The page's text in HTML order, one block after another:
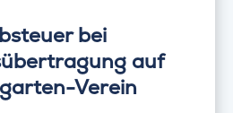
bei
auf
Verein